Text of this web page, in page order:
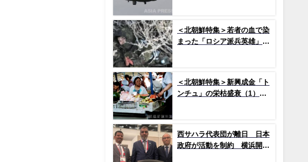
リュート・ドラゴン25」
＜北朝鮮特集＞若者の血で染
まった「ロシア派兵英雄」
＜北朝鮮特集＞新興成金「ト
ンチュ」の栄枯盛衰（1）
西サハラ代表団が離日 日本
政府が活動を制約 横浜開催